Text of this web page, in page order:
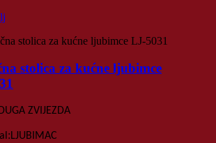
stolica za kućne ljubimce
ZVIJEZDA
:LJUBIMAC